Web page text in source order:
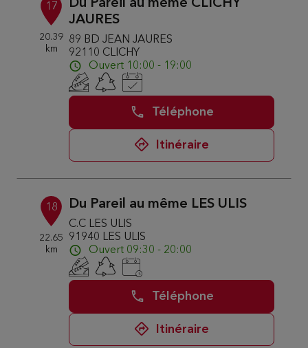
17
20.39
km
Du Pareil au même CLICHY
JAURES
89 BD JEAN JAURES
92110 CLICHY
Ouvert 10:00 - 19:00
Téléphone
Itinéraire
18
22.65
km
Du Pareil au même LES ULIS
C.C LES ULIS
91940 LES ULIS
Ouvert 09:30 - 20:00
Téléphone
Itinéraire